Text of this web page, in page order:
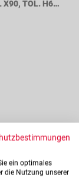
X90, TOL. H6,
ein optimales
die Nutzung unserer